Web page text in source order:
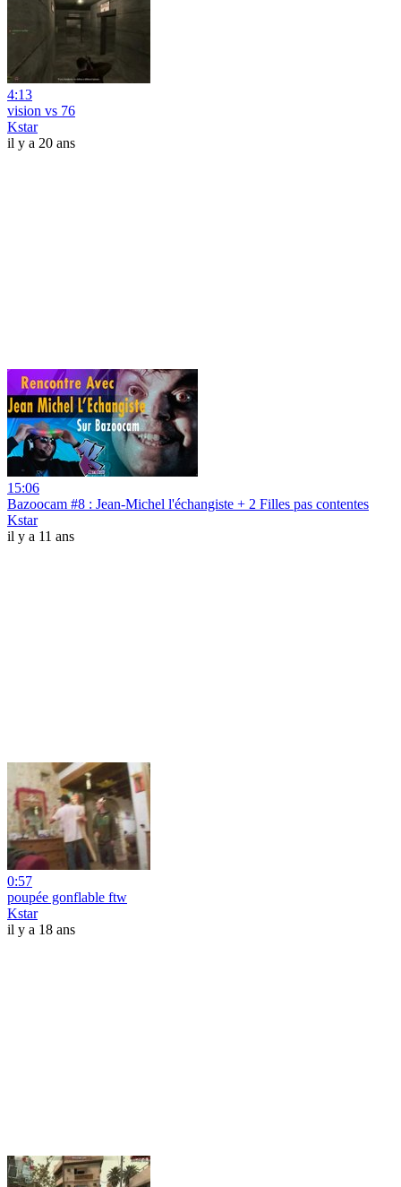
4:13
vision vs 76
Kstar
il y a 20 ans
15:06
Bazoocam #8 : Jean-Michel l'échangiste + 2 Filles pas contentes
Kstar
il y a 11 ans
0:57
poupée gonflable ftw
Kstar
il y a 18 ans